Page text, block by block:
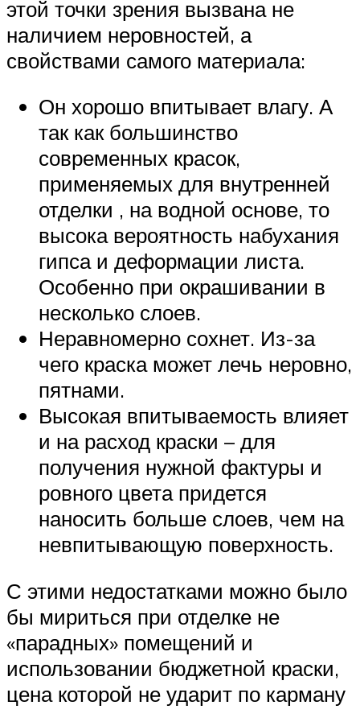
этой точки зрения вызвана не
наличием неровностей, а
свойствами самого материала:
Он хорошо впитывает влагу. А
так как большинство
современных красок,
применяемых для внутренней
отделки , на водной основе, то
высока вероятность набухания
гипса и деформации листа.
Особенно при окрашивании в
несколько слоев.
Неравномерно сохнет. Из-за
чего краска может лечь неровно,
пятнами.
Высокая впитываемость влияет
и на расход краски – для
получения нужной фактуры и
ровного цвета придется
наносить больше слоев, чем на
невпитывающую поверхность.
С этими недостатками можно было
бы мириться при отделке не
«парадных» помещений и
использовании бюджетной краски,
цена которой не ударит по карману